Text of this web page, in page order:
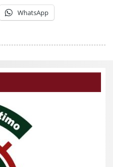
WhatsApp